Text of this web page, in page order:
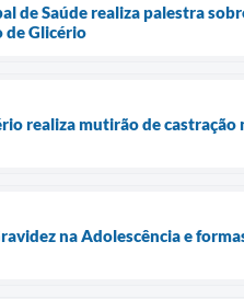
de Saúde realiza palestra
de Glicério
realiza mutirão de
na Adolescência e